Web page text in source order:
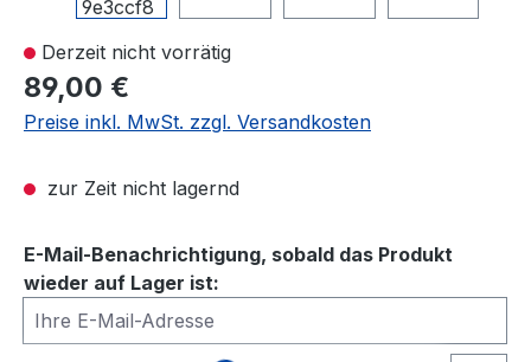
Derzeit nicht vorrätig
89,00 €
Preise inkl. MwSt. zzgl. Versandkosten
zur Zeit nicht lagernd
E-Mail-Benachrichtigung, sobald das Produkt
wieder auf Lager ist:
Ihre E-Mail-Adresse